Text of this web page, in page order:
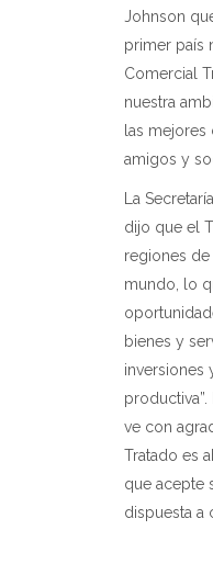
Johnson
primer país
Comercial
nuestra
las
amigos y
La
dijo que el
regiones
mundo, lo
bienes y
inversiones
ve con
Tratado es
que acepte
dispuesta a